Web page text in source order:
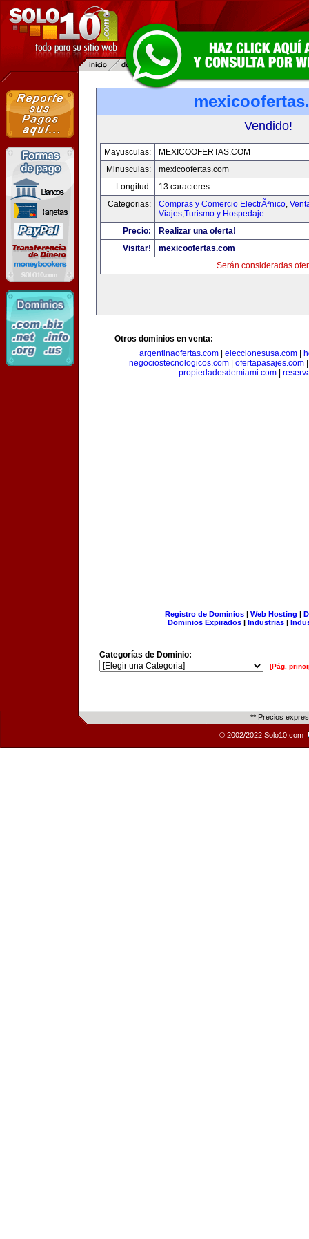
Vendido!
Mayusculas:
MEXICOOFERTAS.COM
Minusculas:
mexicoofertas.com
Longitud:
13 caracteres
Categorias:
Compras y Comercio ElectrÃ³nico,
Viajes,Turismo y Hospedaje
Precio:
Realizar una oferta!
Visitar!
mexicoofertas.com
Serán consideradas
Otros dominios en venta:
argentinaofertas.com| eleccionesusa.com|
negociostecnologicos.com
ofertapasajes.com
propiedadesdemiami.com|
Registro de Dominios| Web Hosting |
Dominios Expirados | Industrias |
Categorías de Dominio:
[Pág.
** Precios
© 2002/2022 Solo10.com